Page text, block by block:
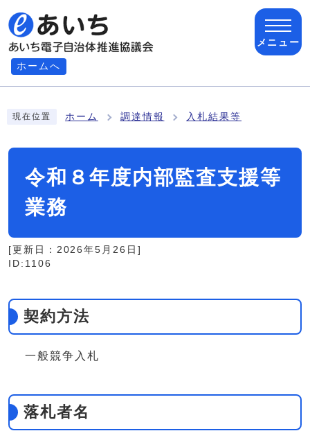
ホームへ
メニュー
現在位置 ホーム 調達情報 入札結果等
令和８年度内部監査支援等
業務
[更新日： 2026年5月26日 ]
ID:1106
契約方法
一般競争入札
落札者名